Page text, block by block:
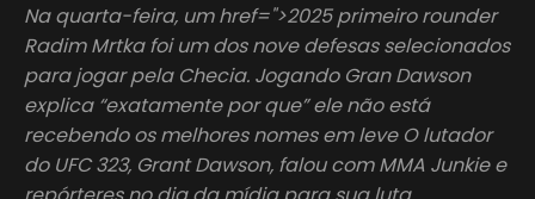
Na quarta-feira, um href=">2025 primeiro rounder
Radim Mrtka foi um dos nove defesas selecionados
para jogar pela Checia. Jogando Gran Dawson
explica “exatamente por que” ele não está
recebendo os melhores nomes em leve O lutador
do UFC 323, Grant Dawson, falou com MMA Junkie e